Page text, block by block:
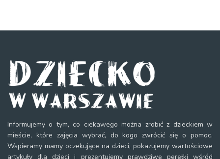
Informujemy o tym, co ciekawego można zrobić z dzieckiem w
mieście, które zajęcia wybrać, do kogo zwrócić się o pomoc.
Wspieramy mamy oczekujące na dzieci, pokazujemy wartościowe
artykuły dla dzieci i prezentujemy prawdziwe perełki wśród